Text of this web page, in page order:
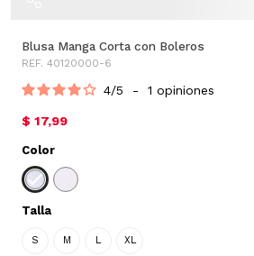
Blusa Manga Corta con Boleros
REF. 40120000-6
4/5 - 1 opiniones
$ 17,99
Color
Talla
S M L XL